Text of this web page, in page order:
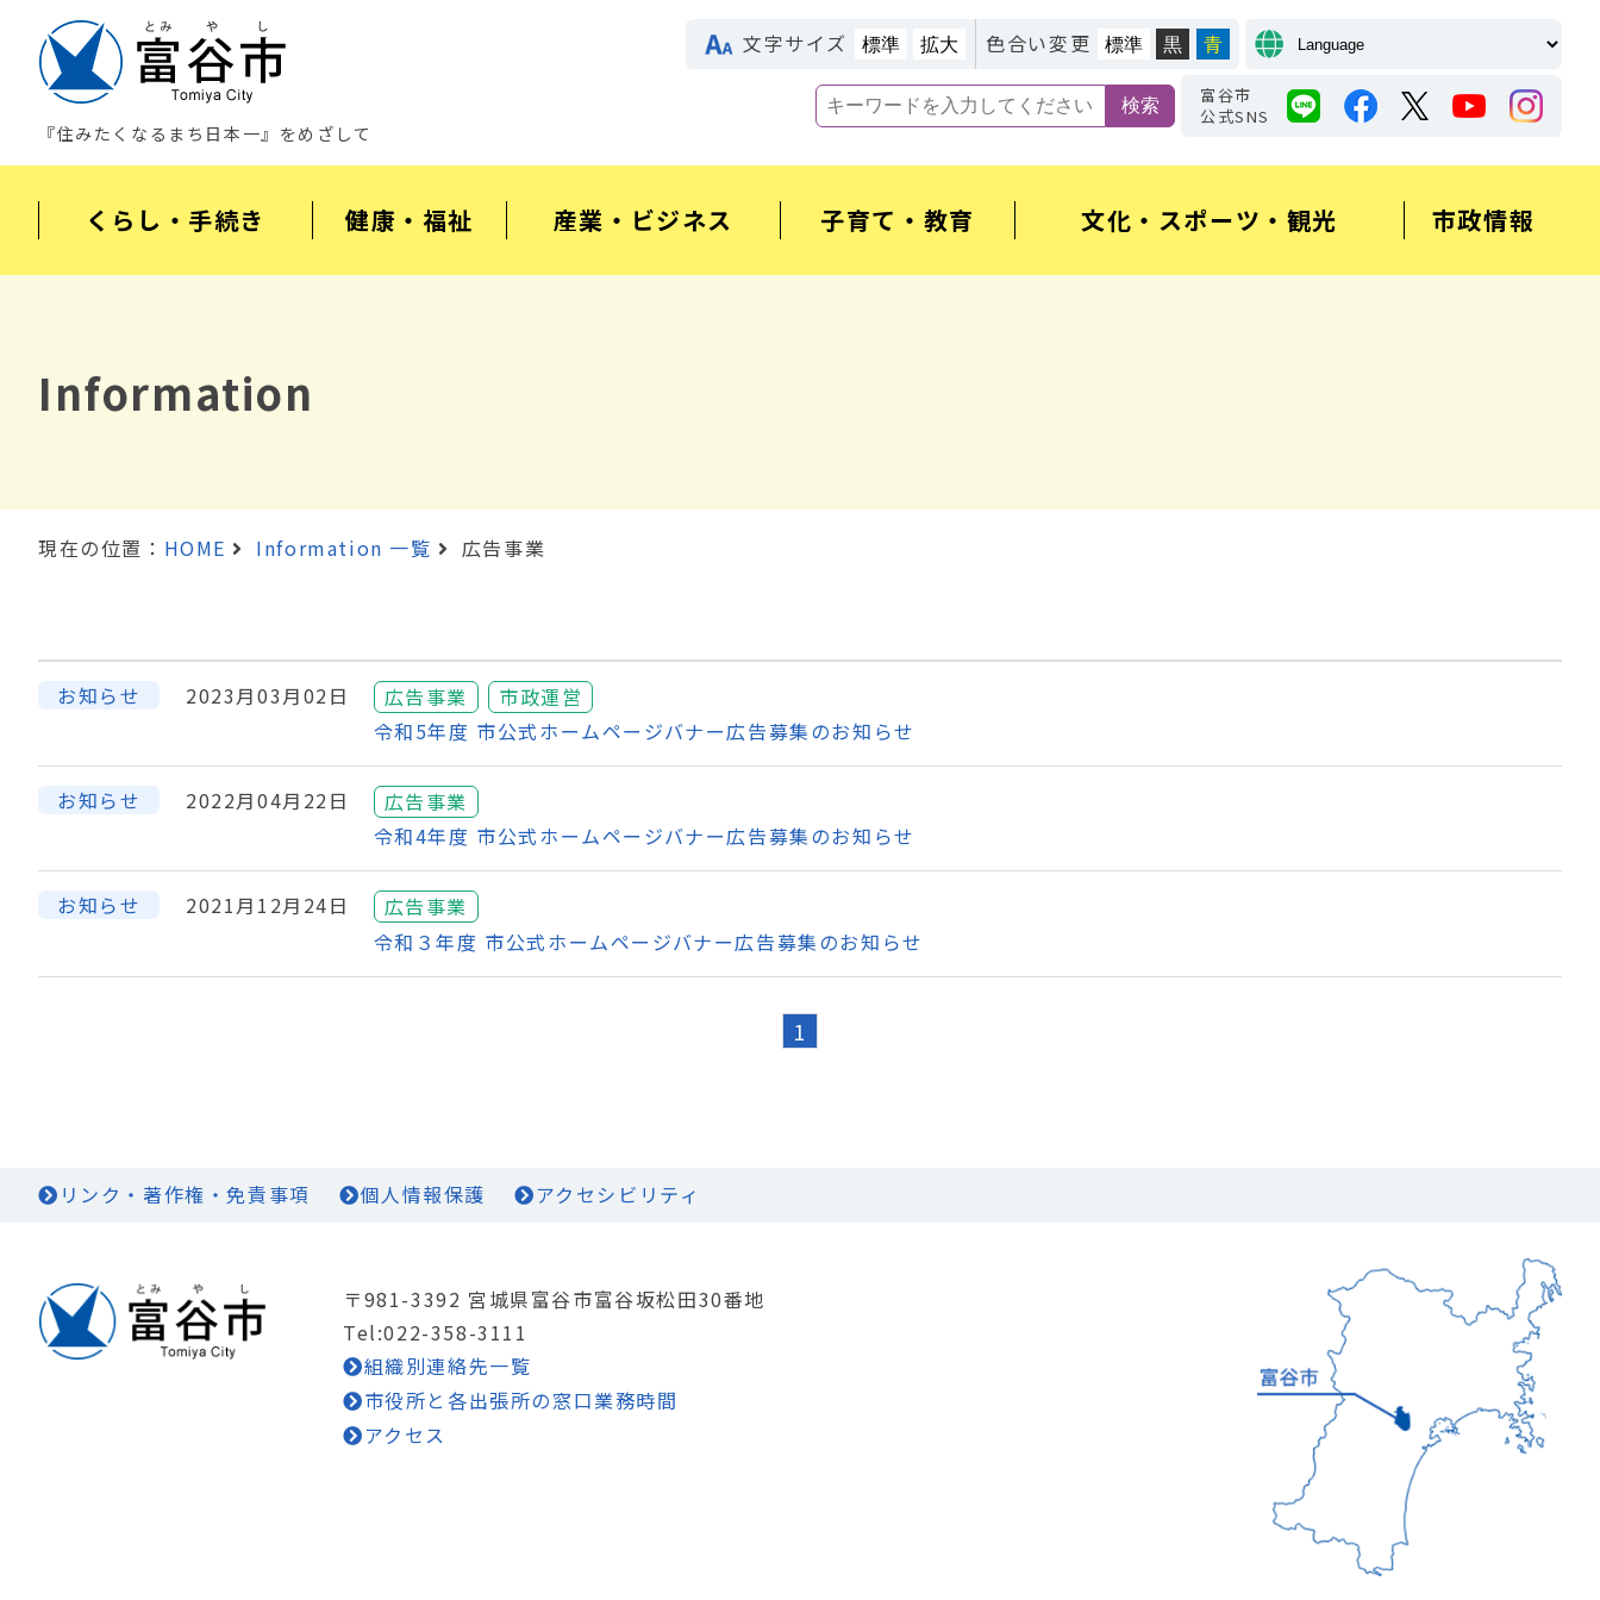
『住みたくなるまち日本一』をめざして
文字サイズ 標準 拡大 色合い変更 標準 黒 青
富谷市
公式SNS
くらし・手続き 健康・福祉 産業・ビジネス 子育て・教育 文化・スポーツ・観光 市政情報
Information
現在の位置： HOME Information 一覧 広告事業
お知らせ 2023月03月02日 広告事業
市政運営
令和5年度 市公式ホームページバナー広告募集のお知らせ
お知らせ 2022月04月22日
広告事業
令和4年度 市公式ホームページバナー広告募集のお知らせ
お知らせ 2021月12月24日
広告事業
令和３年度 市公式ホームページバナー広告募集のお知らせ
1
リンク・著作権・免責事項 個人情報保護 アクセシビリティ
〒981-3392 宮城県富谷市富谷坂松田30番地
Tel:022-358-3111
組織別連絡先一覧
市役所と各出張所の窓口業務時間
アクセス